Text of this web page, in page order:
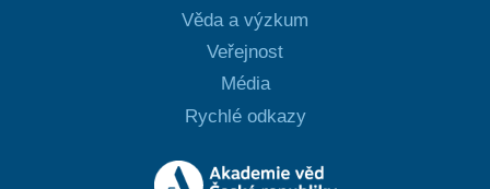
Věda a výzkum
Veřejnost
Média
Rychlé odkazy